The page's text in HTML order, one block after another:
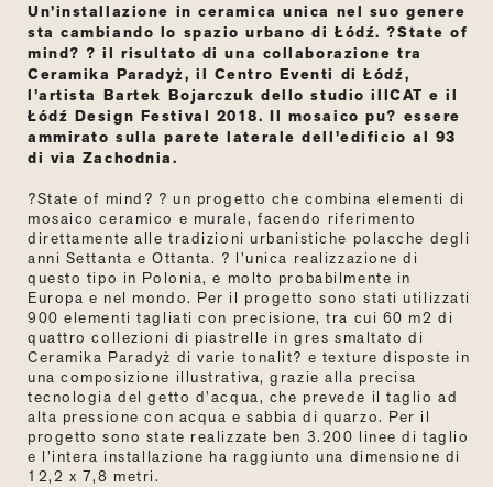
Un’installazione in ceramica unica nel suo genere
sta cambiando lo spazio urbano di Łódź. ?State of
mind? ? il risultato di una collaborazione tra
Ceramika Paradyż, il Centro Eventi di Łódź,
l’artista Bartek Bojarczuk dello studio illCAT e il
Łódź Design Festival 2018. Il mosaico pu? essere
ammirato sulla parete laterale dell’edificio al 93
di via Zachodnia.
?State of mind? ? un progetto che combina elementi di
mosaico ceramico e murale, facendo riferimento
direttamente alle tradizioni urbanistiche polacche degli
anni Settanta e Ottanta. ? l’unica realizzazione di
questo tipo in Polonia, e molto probabilmente in
Europa e nel mondo. Per il progetto sono stati utilizzati
900 elementi tagliati con precisione, tra cui 60 m2 di
quattro collezioni di piastrelle in gres smaltato di
Ceramika Paradyż di varie tonalit? e texture disposte in
una composizione illustrativa, grazie alla precisa
tecnologia del getto d’acqua, che prevede il taglio ad
alta pressione con acqua e sabbia di quarzo. Per il
progetto sono state realizzate ben 3.200 linee di taglio
e l’intera installazione ha raggiunto una dimensione di
12,2 x 7,8 metri.